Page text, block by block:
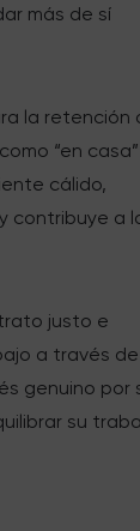
más de sí
la retención
“en casa”
cálido,
contribuye a
justo e
a través
genuino por
su